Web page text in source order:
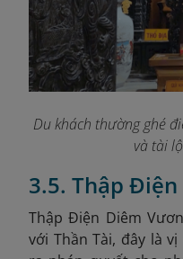
Du khách thường ghé
và tài
3.5. Thập
Thập Điện Diêm
với Thần Tài, đây là